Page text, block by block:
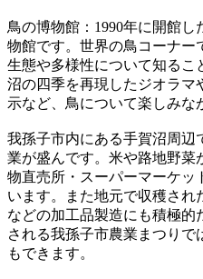
鳥の博物館：1990年に開館
物館です。世界の鳥コーナー
生態や多様性について知るこ
沼の四季を再現したジオラマ
示など、鳥について楽しみな
我孫子市内にある手賀沼周辺
業が盛んです。米や路地野菜
物直売所・スーパーマーケッ
います。また地元で収穫され
などの加工品製造にも積極的
される我孫子市農業まつりで
もできます。